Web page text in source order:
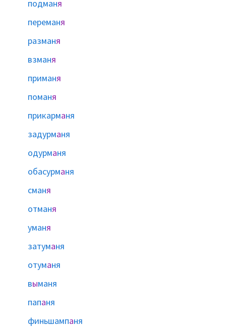
подманя
переманя
разманя
взманя
приманя
поманя
прикарманя
задурманя
одурманя
обасурманя
сманя
отманя
уманя
затуманя
отуманя
выманя
папаня
финьшампаня